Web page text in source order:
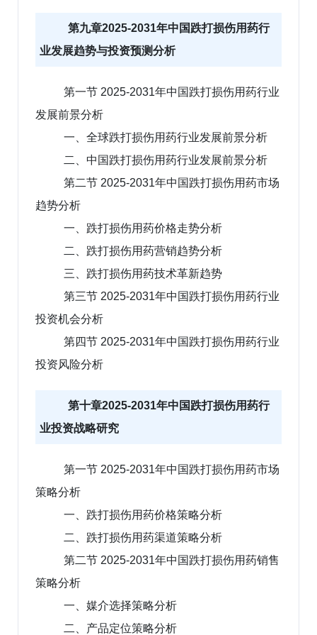
第九章2025-2031年中国跌打损伤用药行
业发展趋势与投资预测分析
第一节 2025-2031年中国跌打损伤用药行业
发展前景分析
一、全球跌打损伤用药行业发展前景分析
二、中国跌打损伤用药行业发展前景分析
第二节 2025-2031年中国跌打损伤用药市场
趋势分析
一、跌打损伤用药价格走势分析
二、跌打损伤用药营销趋势分析
三、跌打损伤用药技术革新趋势
第三节 2025-2031年中国跌打损伤用药行业
投资机会分析
第四节 2025-2031年中国跌打损伤用药行业
投资风险分析
第十章2025-2031年中国跌打损伤用药行
业投资战略研究
第一节 2025-2031年中国跌打损伤用药市场
策略分析
一、跌打损伤用药价格策略分析
二、跌打损伤用药渠道策略分析
第二节 2025-2031年中国跌打损伤用药销售
策略分析
一、媒介选择策略分析
二、产品定位策略分析